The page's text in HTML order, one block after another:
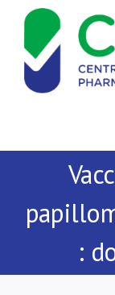
Passer
contenu
Actualités
Publications
Formations
: